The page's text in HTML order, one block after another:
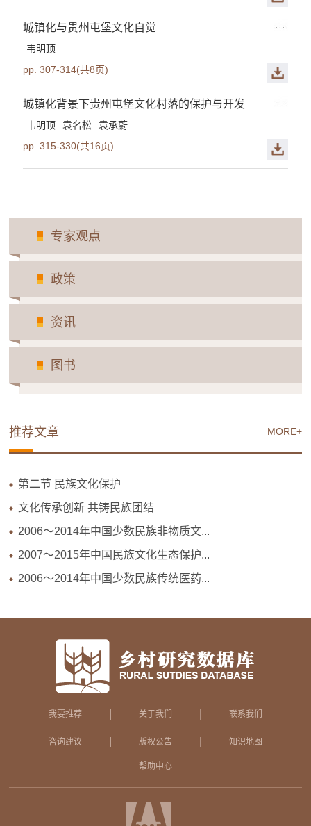
城镇化与贵州屯堡文化自觉
韦明顶
pp. 307-314(共8页)
城镇化背景下贵州屯堡文化村落的保护与开发
韦明顶 袁名松
袁承蔚
pp. 315-330(共16页)
专家观点
政策
资讯
图书
MORE+
推荐文章
第二节 民族文化保护
文化传承创新 共铸民族团结
2006～2014年中国少数民族非物质文...
2007～2015年中国民族文化生态保护...
2006～2014年中国少数民族传统医药...
我要推荐 关于我们 联系我们
咨询建议 版权公告 知识地图
帮助中心